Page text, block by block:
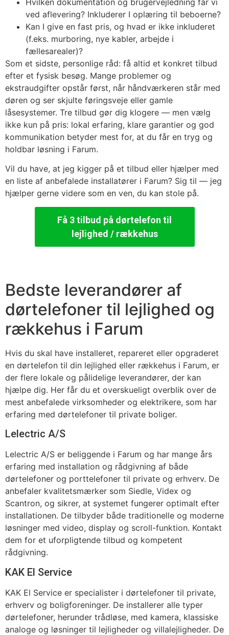
Hvilken dokumentation og brugervejledning får vi
ved aflevering? Inkluderer I oplæring til beboerne?
Kan I give en fast pris, og hvad er ikke inkluderet
(f.eks. murboring, nye kabler, arbejde i
fællesarealer)?
Som et sidste, personlige råd: få altid et konkret tilbud
efter et fysisk besøg. Mange problemer og
ekstraudgifter opstår først, når håndværkeren står med
døren og ser skjulte føringsveje eller gamle
låsesystemer. Tre tilbud gør dig klogere — men vælg
ikke kun på pris: lokal erfaring, klare garantier og god
kommunikation betyder mest for, at du får en tryg og
holdbar løsning i Farum.
Vil du have, at jeg kigger på et tilbud eller hjælper med
en liste af anbefalede installatører i Farum? Sig til — jeg
hjælper gerne videre som en ven, du kan stole på.
Få 3 tilbud på dørtelefon til
lejlighed / rækkehus
Bedste leverandører af
dørtelefoner til lejlighed og
rækkehus i Farum
Hvis du skal have installeret, repareret eller opgraderet
en dørtelefon til din lejlighed eller rækkehus i Farum, er
der flere lokale og pålidelige leverandører, der kan
hjælpe dig. Her får du et overskueligt overblik over de
mest anbefalede virksomheder og elektrikere, som har
erfaring med dørtelefoner til private boliger.
Lelectric A/S
Lelectric A/S er beliggende i Farum og har mange års
erfaring med installation og rådgivning af både
dørtelefoner og porttelefoner til private og erhverv. De
anbefaler kvalitetsmærker som Siedle, Videx og
Scantron, og sikrer, at systemet fungerer optimalt efter
installationen. De tilbyder både traditionelle og moderne
løsninger med video, display og scroll-funktion. Kontakt
dem for et uforpligtende tilbud og kompetent
rådgivning.
KAK El Service
KAK El Service er specialister i dørtelefoner til private,
erhverv og boligforeninger. De installerer alle typer
dørtelefoner, herunder trådløse, med kamera, klassiske
analoge og løsninger til lejligheder og villalejligheder. De